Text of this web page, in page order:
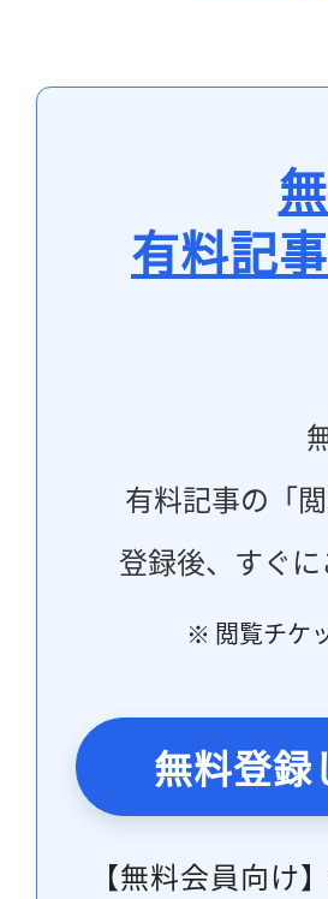
有料記
有料記事の「
登録後、すぐ
※ 閲覧チケ
無料登録
【無料会員向け